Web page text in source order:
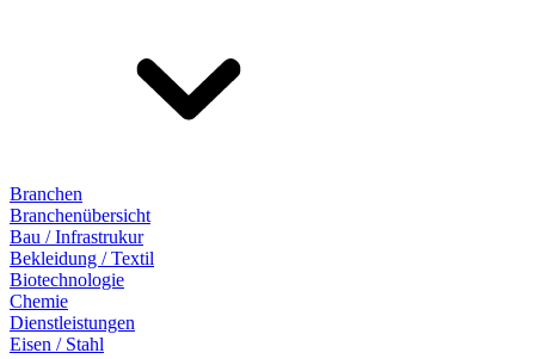
Branchen
Branchenübersicht
Bau / Infrastrukur
Bekleidung / Textil
Biotechnologie
Chemie
Dienstleistungen
Eisen / Stahl